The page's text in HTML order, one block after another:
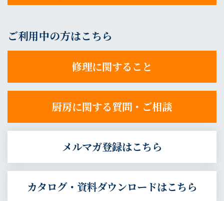
ご利用中の方はこちら
修理に関すること
厨房に関する質問・ご相談
メルマガ登録はこちら
カタログ・資料ダウンロードはこちら